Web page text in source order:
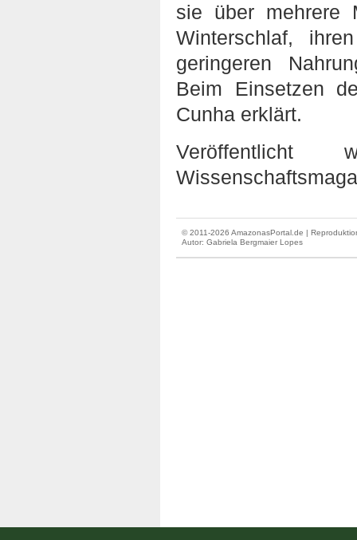
sie über mehrere
Winterschlaf,
geringeren
Beim Einsetzen
Cunha erklärt.
Veröffentlicht
© 2011-2026 AmazonasPortal.de |
Autor: Gabriela Bergmaier Lopes